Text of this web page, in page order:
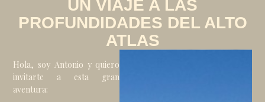
UN VIAJE A LAS
PROFUNDIDADES DEL ALTO
ATLAS
Hola, soy Antonio y quiero
invitarte a esta gran
aventura: